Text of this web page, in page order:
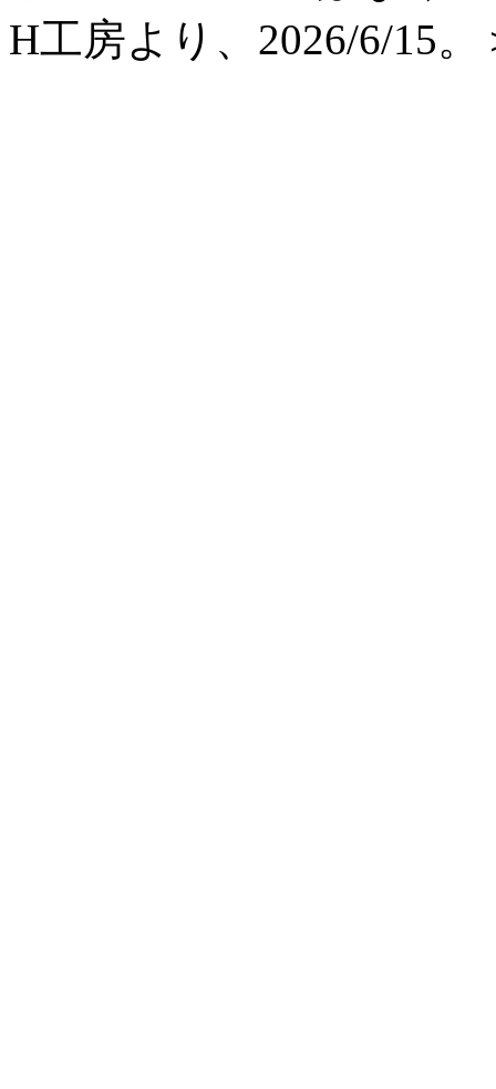
H工房より、2026/6/15。